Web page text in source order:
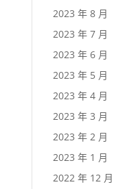
2023 年 8 月
2023 年 7 月
2023 年 6 月
2023 年 5 月
2023 年 4 月
2023 年 3 月
2023 年 2 月
2023 年 1 月
2022 年 12 月